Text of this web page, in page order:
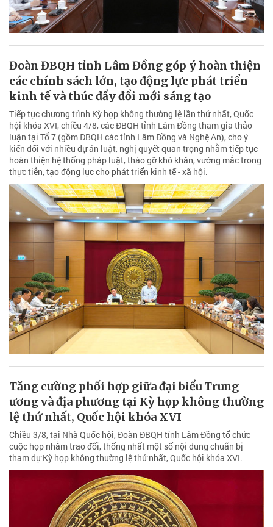
Đoàn ĐBQH tỉnh Lâm Đồng góp ý hoàn thiện
các chính sách lớn, tạo động lực phát triển
kinh tế và thúc đẩy đổi mới sáng tạo
Tiếp tục chương trình Kỳ họp không thường lệ lần thứ nhất, Quốc
hội khóa XVI, chiều 4/8, các ĐBQH tỉnh Lâm Đồng tham gia thảo
luận tại Tổ 7 (gồm ĐBQH các tỉnh Lâm Đồng và Nghệ An), cho ý
kiến đối với nhiều dự án luật, nghị quyết quan trọng nhằm tiếp tục
hoàn thiện hệ thống pháp luật, tháo gỡ khó khăn, vướng mắc trong
thực tiễn, tạo động lực cho phát triển kinh tế - xã hội.
Tăng cường phối hợp giữa đại biểu Trung
ương và địa phương tại Kỳ họp không thường
lệ thứ nhất, Quốc hội khóa XVI
Chiều 3/8, tại Nhà Quốc hội, Đoàn ĐBQH tỉnh Lâm Đồng tổ chức
cuộc họp nhằm trao đổi, thống nhất một số nội dung chuẩn bị
tham dự Kỳ họp không thường lệ thứ nhất, Quốc hội khóa XVI.